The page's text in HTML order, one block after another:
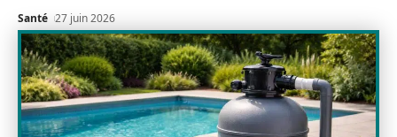
Santé 27 juin 2026